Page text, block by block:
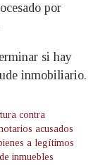
por
si hay
inmobiliario.
contra
acusados
a legítimos
inmuebles